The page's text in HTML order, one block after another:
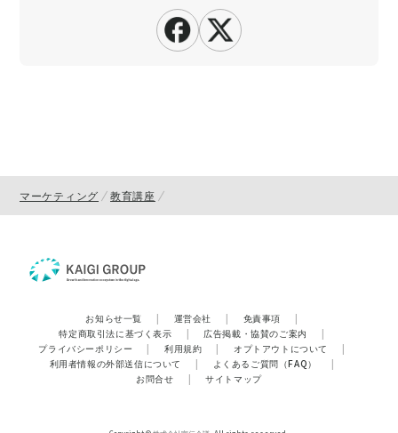
マーケティング 教育講座
お知らせ一覧 | 運営会社 | 免責事項
|
特定商取引法に基づく表示
| 広告掲載・協賛のご案内
|
プライバシーポリシー
| 利用規約 | オプトアウトについて
|
利用者情報の外部送信について
| よくあるご質問（FAQ）
|
お問合せ
| サイトマップ